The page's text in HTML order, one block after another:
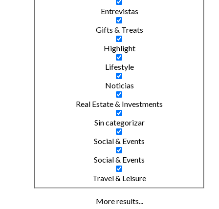
Entrevistas
Gifts & Treats
Highlight
Lifestyle
Noticias
Real Estate & Investments
Sin categorizar
Social & Events
Social & Events
Travel & Leisure
More results...